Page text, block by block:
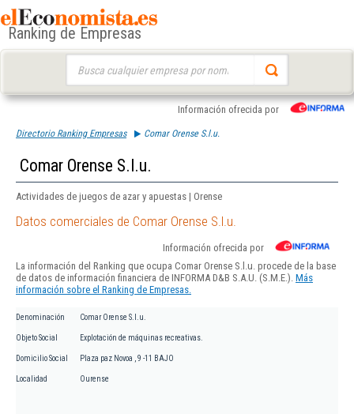
Ranking de Empresas
Información ofrecida por
Directorio Ranking Empresas Comar Orense S.l.u.
Comar Orense S.l.u.
Actividades de juegos de azar y apuestas | Orense
Datos comerciales de Comar Orense S.l.u.
Información ofrecida por
La información del Ranking que ocupa Comar Orense S.l.u. procede de la base
de datos de información financiera de INFORMA D&B S.A.U. (S.M.E.). Más
información sobre el Ranking de Empresas.
Denominación Comar Orense S.l.u.
Objeto Social Explotación de máquinas recreativas.
Domicilio Social Plaza paz Novoa , 9 -11 BAJO
Localidad Ourense